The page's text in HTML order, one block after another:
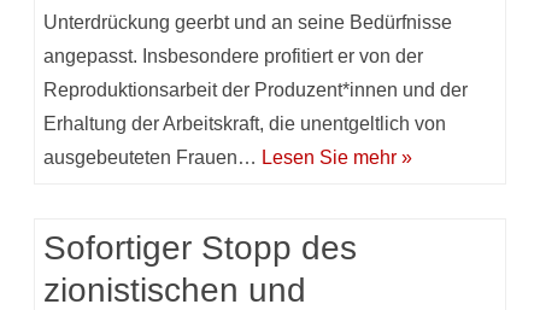
Unterdrückung geerbt und an seine Bedürfnisse
angepasst. Insbesondere profitiert er von der
Reproduktionsarbeit der Produzent*innen und der
Erhaltung der Arbeitskraft, die unentgeltlich von
ausgebeuteten Frauen… Lesen Sie mehr »
Sofortiger Stopp des
zionistischen und